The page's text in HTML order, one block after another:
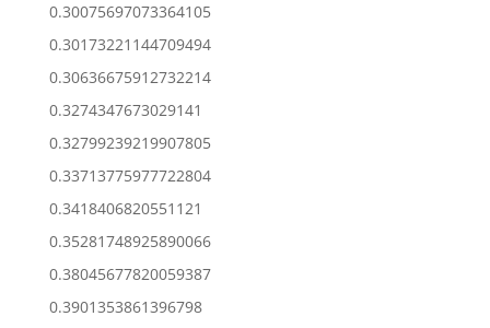
0.30075697073364105
0.30173221144709494
0.30636675912732214
0.3274347673029141
0.32799239219907805
0.33713775977722804
0.3418406820551121
0.35281748925890066
0.38045677820059387
0.3901353861396798